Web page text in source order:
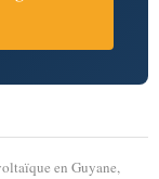
en Guyane,